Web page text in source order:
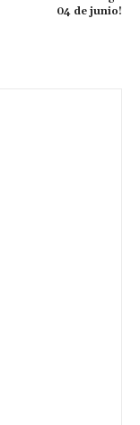
04 de junio!